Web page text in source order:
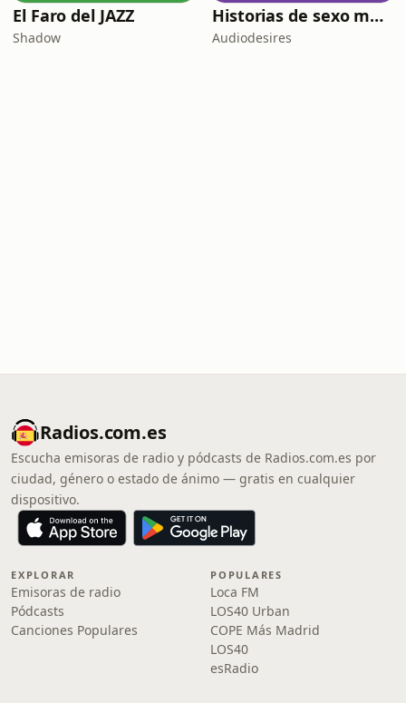
El Faro del JAZZ
Shadow
Historias de sexo muy intensas y calientes
Audiodesires
Radios.com.es
Escucha emisoras de radio y pódcasts de Radios.com.es por
ciudad, género o estado de ánimo — gratis en cualquier
dispositivo.
EXPLORAR
Emisoras de radio
Pódcasts
Canciones Populares
POPULARES
Loca FM
LOS40 Urban
COPE Más Madrid
LOS40
esRadio